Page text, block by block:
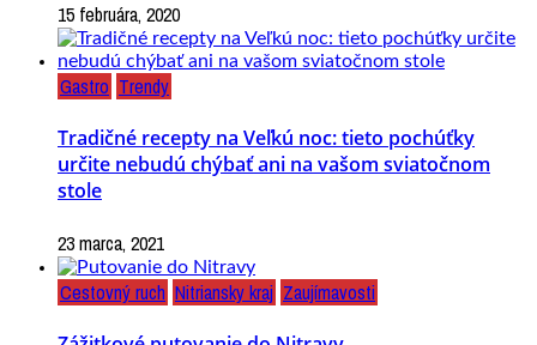
15 februára, 2020
Gastro Trendy
Tradičné recepty na Veľkú noc: tieto pochúťky
určite nebudú chýbať ani na vašom sviatočnom
stole
23 marca, 2021
Cestovný ruch Nitriansky kraj Zaujímavosti